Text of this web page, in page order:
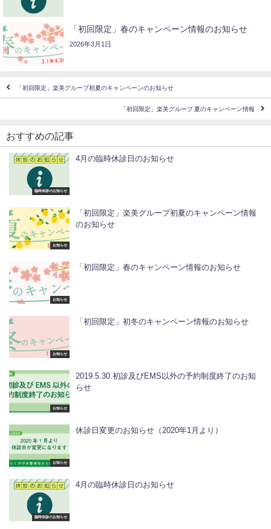
「初回限定」春のキャンペーン情報のお知らせ
2026年3月1日
「初回限定」楽美グループ初夏のキャンペーンのお知らせ
「初回限定」楽美グループ 夏のキャンペーン情報
おすすめの記事
臨時休診のお知らせ
4月の臨時休診日のお知らせ
お知らせ
「初回限定」楽美グループ初夏のキャンペーン情報
のお知らせ
お知らせ
「初回限定」春のキャンペーン情報のお知らせ
お知らせ
「初回限定」初冬のキャンペーン情報のお知らせ
お知らせ
2019.5.30.初診及びEMS以外の予約制度終了のお知
らせ
お知らせ
休診日変更のお知らせ（2020年1月より）
臨時休診のお知らせ
4月の臨時休診日のお知らせ